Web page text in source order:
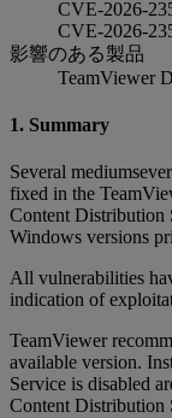
CVE-2026-
CVE-2026-
影響のある製品
TeamViewer
1. Summary
Several
fixed in the
Content Distribution
Windows versions
All vulnerabilities
indication of
TeamViewer
available version.
Service is disabled
Content Distribution